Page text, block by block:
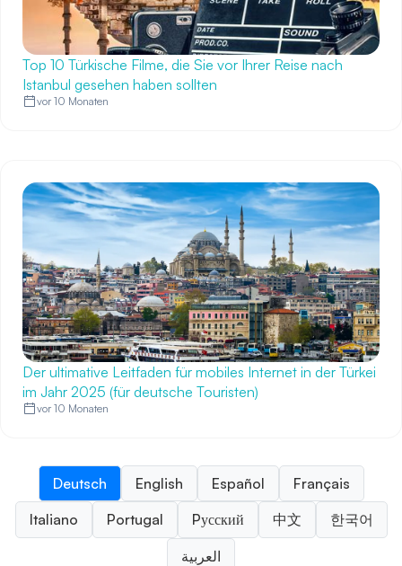
Top 10 Türkische Filme, die Sie vor Ihrer Reise nach
Istanbul gesehen haben sollten
vor 10 Monaten
Der ultimative Leitfaden für mobiles Internet in der Türkei
im Jahr 2025 (für deutsche Touristen)
vor 10 Monaten
Deutsch English Español
Français
Italiano
Portugal Pусский 中文 한국어
العربية